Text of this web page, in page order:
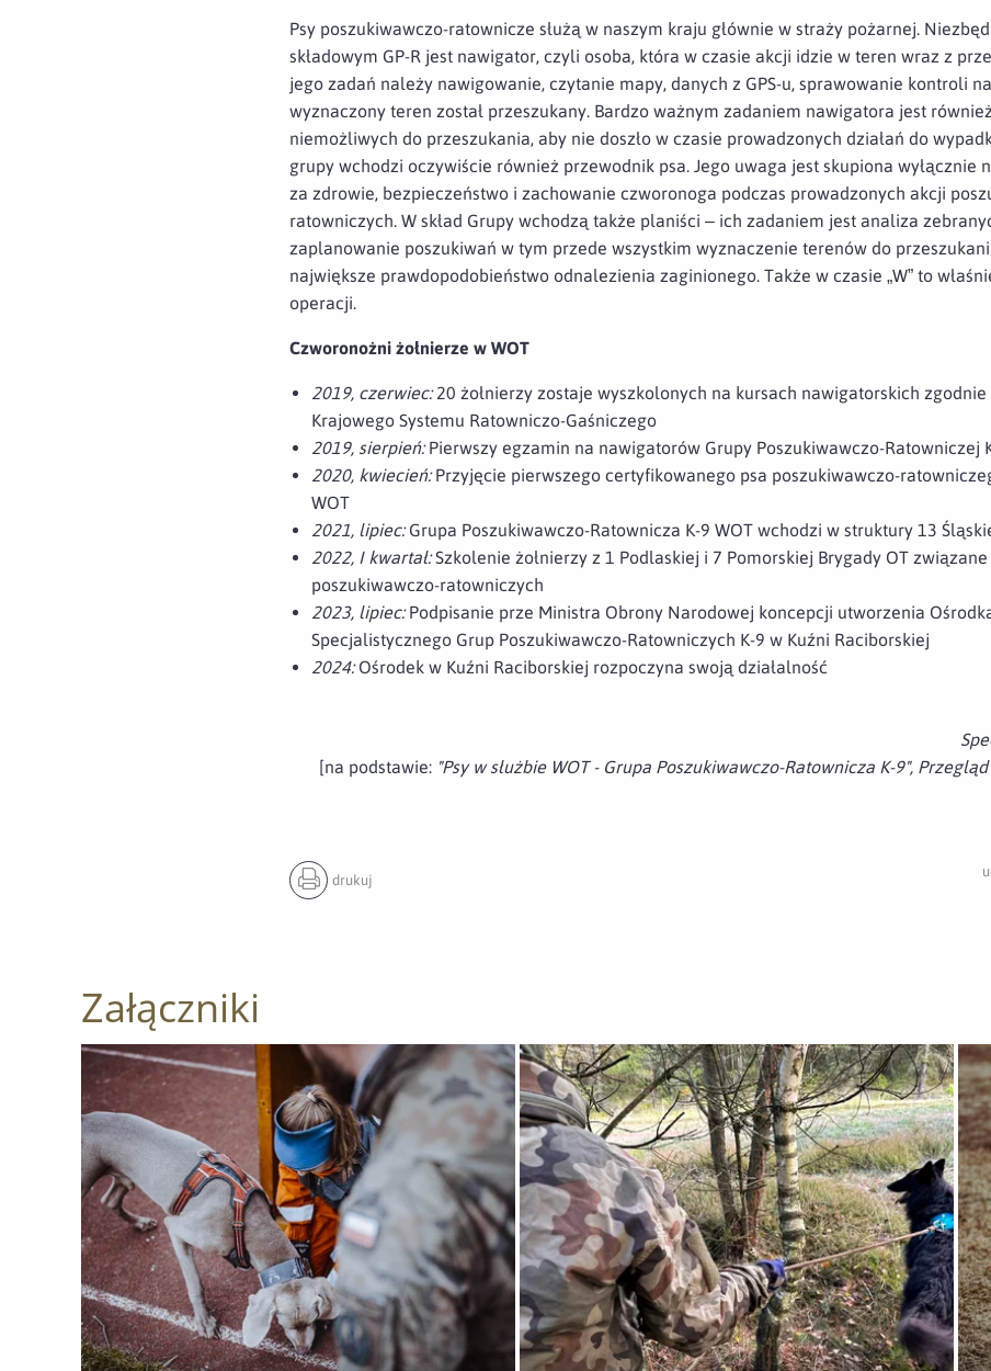
Psy poszukiwawczo-ratownicze służą w naszym kraju głównie w straży pożarnej.
składowym GP-R jest nawigator, czyli osoba, która w czasie akcji idzie w teren wraz z
jego zadań należy nawigowanie, czytanie mapy, danych z GPS-u, sprawowanie kontroli
wyznaczony teren został przeszukany. Bardzo ważnym zadaniem nawigatora jest
niemożliwych do przeszukania, aby nie doszło w czasie prowadzonych działań do
grupy wchodzi oczywiście również przewodnik psa. Jego uwaga jest skupiona wyłącznie
za zdrowie, bezpieczeństwo i zachowanie czworonoga podczas prowadzonych akcji
ratowniczych. W skład Grupy wchodzą także planiści – ich zadaniem jest analiza
zaplanowanie poszukiwań w tym przede wszystkim wyznaczenie terenów do
największe prawdopodobieństwo odnalezienia zaginionego. Także w czasie „W” to
operacji.
Czworonożni żołnierze w WOT
2019, czerwiec:20 żołnierzy zostaje wyszkolonych na kursach nawigatorskich
Krajowego Systemu Ratowniczo-Gaśniczego
2019, sierpień:Pierwszy egzamin na nawigatorów Grupy Poszukiwawczo-Ratowniczej
2020, kwiecień:Przyjęcie pierwszego certyfikowanego psa poszukiwawczo-
WOT
2021, lipiec:Grupa Poszukiwawczo-Ratownicza K-9 WOT wchodzi w struktury 13
2022, I kwartał:Szkolenie żołnierzy z 1 Podlaskiej i 7 Pomorskiej Brygady OT
poszukiwawczo-ratowniczych
2023, lipiec:Podpisanie prze Ministra Obrony Narodowej koncepcji utworzenia
Specjalistycznego Grup Poszukiwawczo-Ratowniczych K-9 w Kuźni Raciborskiej
2024:Ośrodek w Kuźni Raciborskiej rozpoczyna swoją działalność
[na podstawie: "Psy w służbie WOT - Grupa Poszukiwawczo-Ratownicza K-9",
drukuj
Załączniki
Otwórz załącznik Kuźnia psich ratowników Otwórz załącznik Kuźnia psich ratowików